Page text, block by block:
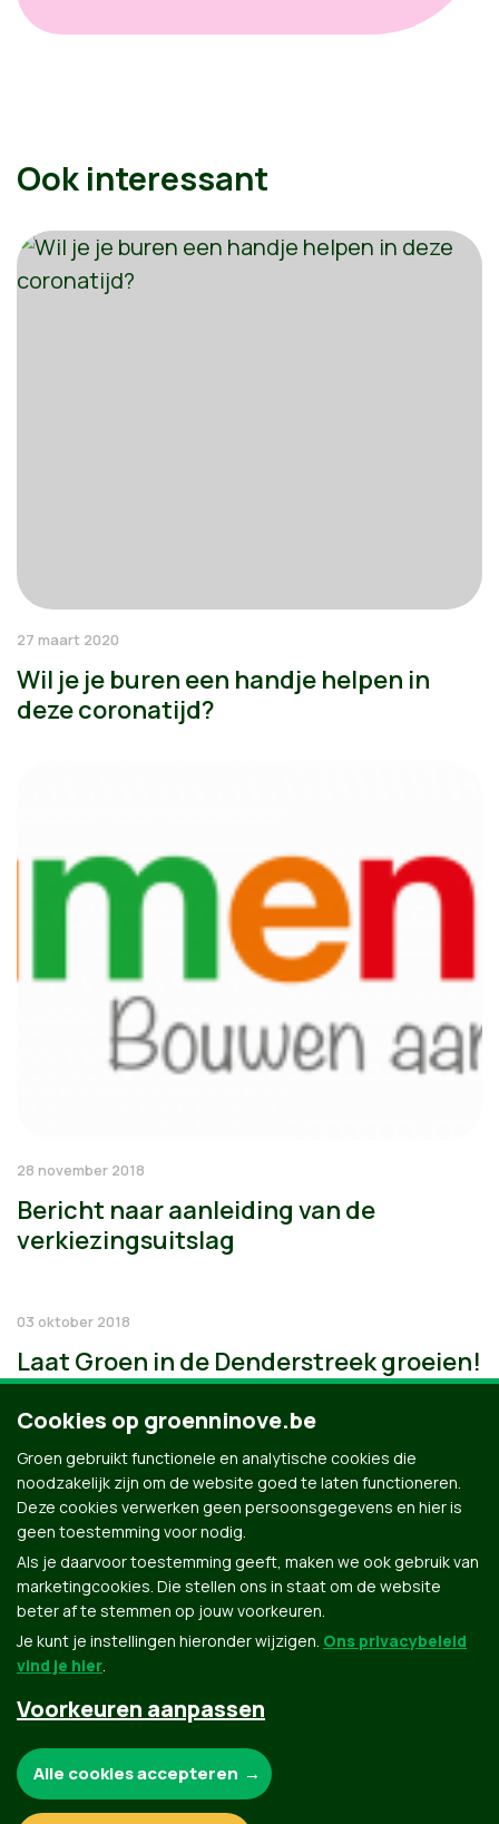
Ook interessant
27 maart 2020
Wil je je buren een handje helpen in
deze coronatijd?
28 november 2018
Bericht naar aanleiding van de
verkiezingsuitslag
03 oktober 2018
Laat Groen in de Denderstreek groeien!
Groen.be
Contact Privacybeleid
Cookies op groenninove.be
Groen gebruikt functionele en analytische cookies die
noodzakelijk zijn om de website goed te laten functioneren.
Deze cookies verwerken geen persoonsgegevens en hier is
geen toestemming voor nodig.
Als je daarvoor toestemming geeft, maken we ook gebruik van
marketingcookies. Die stellen ons in staat om de website
beter af te stemmen op jouw voorkeuren.
Je kunt je instellingen hieronder wijzigen. Ons privacybeleid
vind je hier.
Voorkeuren aanpassen
Alle cookies accepteren